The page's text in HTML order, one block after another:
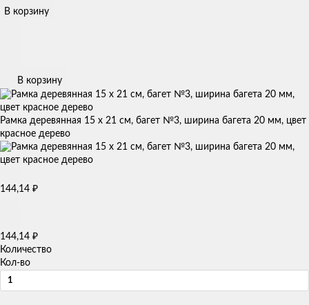
В корзину
В корзину
Рамка деревянная 15 х 21 см, багет №3, ширина багета 20 мм, цвет
красное дерево
144,14 ₽
144,14 ₽
Количество
Кол-во